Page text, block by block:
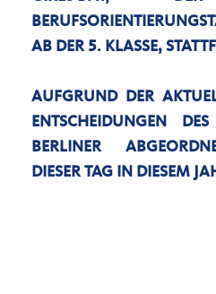
AB DER 5. KLASSE,
AUFGRUND DER
ENTSCHEIDUNGEN
BERLINER
DIESER TAG IN DIESEM